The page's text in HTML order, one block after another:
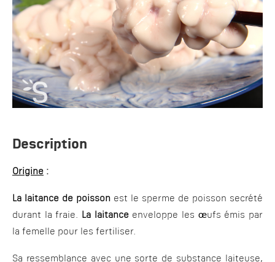
Description
Origine :
La laitance de poisson est le sperme de poisson secrété
durant la fraie. La laitanceenveloppe les œufs émis par
la femelle pour les fertiliser.
Sa ressemblance avec une sorte de substance laiteuse,